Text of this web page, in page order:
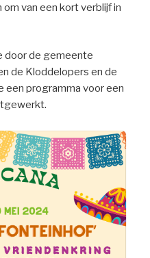
van een kort verblijf in
door de gemeente
de Kloddelopers en de
een programma voor een